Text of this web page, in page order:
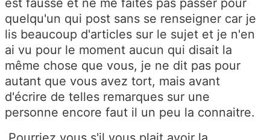
est fausse et ne me faites pas passer pour
quelqu'un qui post sans se renseigner car je
lis beaucoup d'articles sur le sujet et je n'en
ai vu pour le moment aucun qui disait la
même chose que vous, je ne dit pas pour
autant que vous avez tort, mais avant
d'écrire de telles remarques sur une
personne encore faut il un peu la connaitre.